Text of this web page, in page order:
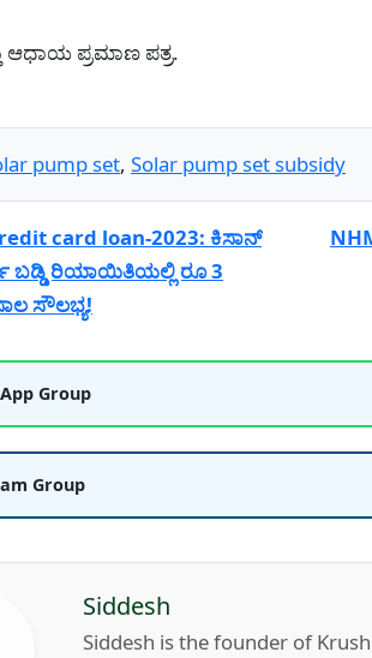
ಆಧಾಯ ಪ್ರಮಾಣ ಪತ್ರ.
pump set, Solar pump set subsidy
card loan-2023: ಕಿಸಾನ್‌
ಬಡ್ಡಿ ರಿಯಾಯಿತಿಯಲ್ಲಿ ರೂ 3
ಸೌಲಭ್ಯ!
Group
Group
Siddesh
Siddesh is the founder of